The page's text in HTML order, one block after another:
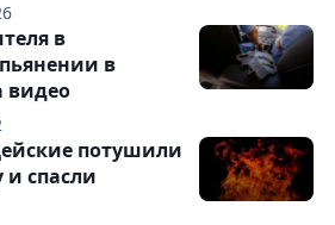
в
в
видео
потушили
спасли